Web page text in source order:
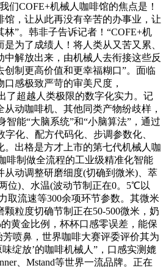
们COFE+机械人咖啡馆的焦点是！
馆，让从此再没有辛苦的办事业，让
”。韩非子告诉记者！“COFE+机
为了成绩人！将人类从又苦又累、
中解放出来，由机械人去衔接这些反
创制更高价值和更幸福糊口”。面临
感极致严苛的审美尺度，
了超越人类极限的数字化实力。记
动咖啡机、其他同类产物纷歧样，
智能“大脑系统”和“小脑算法”，通过
化、配方代码化、步调参数化、
。出格是方才上市的第七代机械人咖
啡制做全流程的工业级精准化智能
从动调整研磨细度(切确到微米)、萃
位)、水温(波动节制正在0。5℃以
取流速等300余项环节参数。其微米
粒度切确节制正在50-500微米，奶
黄金比例，杯杯口感零误差，能保
芳喷鼻，世界咖啡大赛评委评价其为
绽放’的咖啡机械人”，口感实测媲
、Mstand等世界一流品牌。正在